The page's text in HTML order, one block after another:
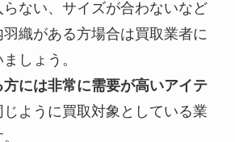
ない、サイズが合わないなど
織がある方場合は買取業者に
しょう。
には非常に需要が高いアイテ
ように買取対象としている業